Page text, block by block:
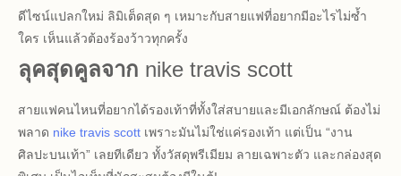
ดีไซน์แปลกใหม่ ลิมิเต็ดสุด ๆ เหมาะกับสายแฟที่อยากมีอะไรไม่ซ้ำ
ใคร เห็นแล้วต้องร้องว้าวทุกครั้ง
ลุคสุดคูลจาก nike travis scott
สายแฟคนไหนที่อยากได้รองเท้าที่ทั้งใส่สบายและมีเอกลักษณ์ ต้องไม่
พลาด nike travis scott เพราะมันไม่ใช่แค่รองเท้า แต่เป็น “งาน
ศิลปะบนเท้า” เลยทีเดียว ทั้งวัสดุพรีเมียม ลายเฉพาะตัว และกล่องสุด